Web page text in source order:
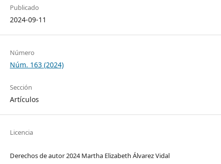
Publicado
2024-09-11
Número
Núm. 163 (2024)
Sección
Artículos
Licencia
Derechos de autor 2024 Martha Elizabeth Álvarez Vidal